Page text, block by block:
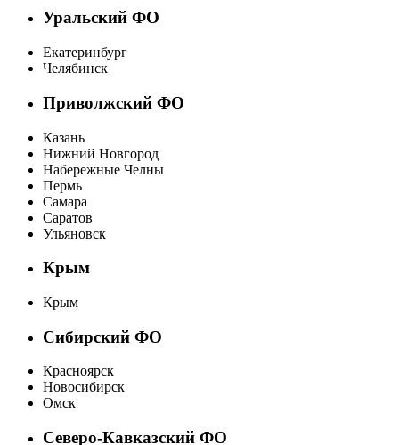
Уральский ФО
Екатеринбург
Челябинск
Приволжский ФО
Казань
Нижний Новгород
Набережные Челны
Пермь
Самара
Саратов
Ульяновск
Крым
Крым
Сибирский ФО
Красноярск
Новосибирск
Омск
Северо-Кавказский ФО